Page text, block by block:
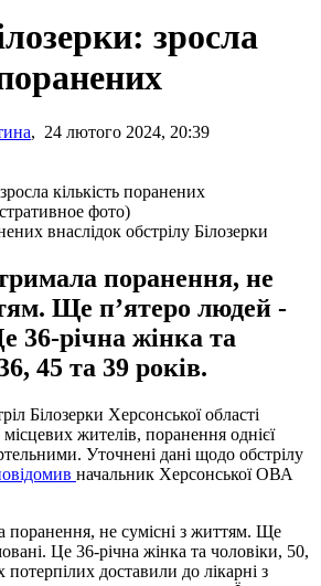
зросла
, 24 лютого 2024, 20:39
фото)
внаслідок обстрілу Білозерки
поранення, не
Ще п’ятеро людей -
36-річна жінка та
45 та 39 років.
Білозерки Херсонської області
жителів, поранення однієї
Уточнені дані щодо обстрілу
начальник Херсонської ОВА
поранення, не сумісні з життям. Ще
Це 36-річна жінка та чоловіки, 50,
потерпілих доставили до лікарні з